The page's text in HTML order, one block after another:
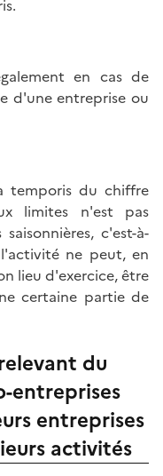
en cas de
d'une entreprise ou
temporis du chiffre
limites n'est pas
c'est-à-
ne peut, en
lieu d'exercice, être
certaine partie de
du
entreprises
entreprises
activités